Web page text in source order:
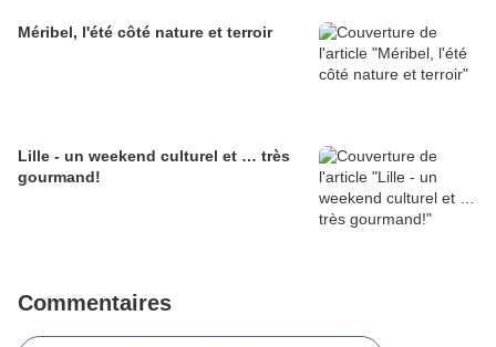
Méribel, l'été côté nature et terroir
Lille - un weekend culturel et … très
gourmand!
Commentaires